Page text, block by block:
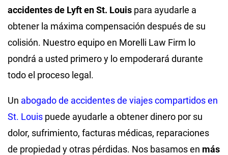
accidentes de Lyft en St. Louis para ayudarle a
obtener la máxima compensación después de su
colisión. Nuestro equipo en Morelli Law Firm lo
pondrá a usted primero y lo empoderará durante
todo el proceso legal.
Un abogado de accidentes de viajes compartidos en
St. Louis puede ayudarle a obtener dinero por su
dolor, sufrimiento, facturas médicas, reparaciones
de propiedad y otras pérdidas. Nos basamos en más